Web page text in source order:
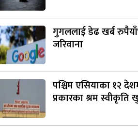
गुगललाई डेढ खर्ब
जरिवाना
पश्चिम एसियाका १२
प्रकारका श्रम स्वीकृति